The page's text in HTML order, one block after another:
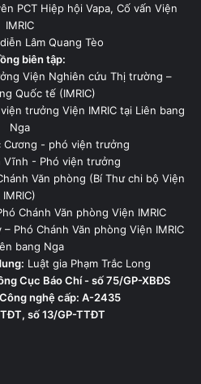
PCT Hiệp hội Vapa, Cố vấn Viện
IMRIC
Lâm Quang Tèo
biên tập:
Viện Nghiên cứu Thị trường –
Quốc tế (IMRIC)
trưởng Viện IMRIC tại Liên bang
Nga
Cương - phó viện trưởng
Vĩnh - Phó viện trưởng
Văn phòng (Bí Thư chi bộ Viện
IMRIC)
Chánh Văn phòng Viện IMRIC
Phó Chánh Văn phòng Viện IMRIC
bang Nga
Luật gia Phạm Trắc Long
Cục Báo Chí - số 75/GP-XBĐS
nghệ cấp: A-2435
số 13/GP-TTĐT